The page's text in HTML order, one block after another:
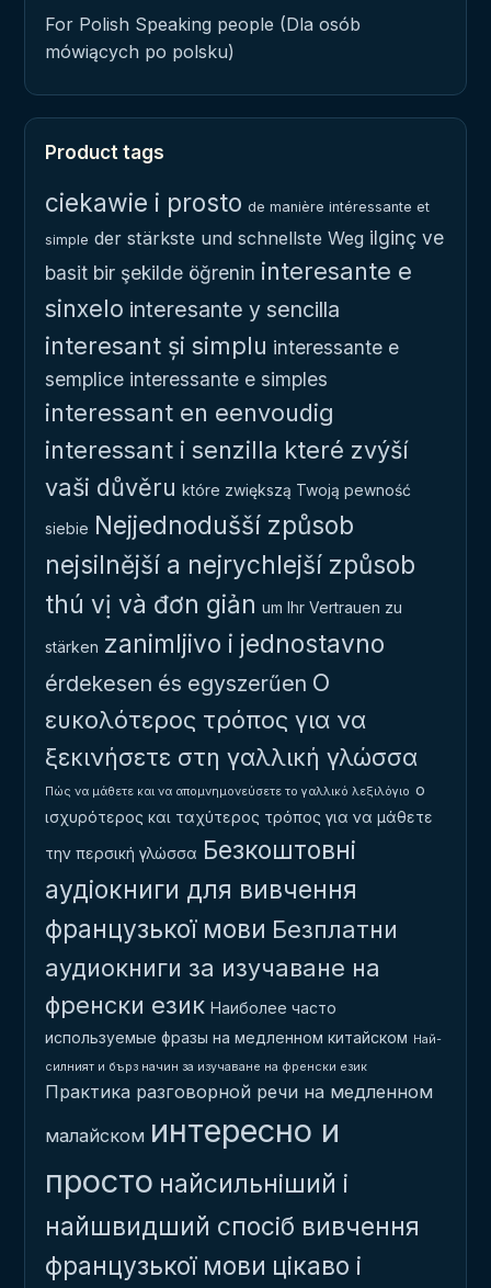
For Polish Speaking people (Dla osób
mówiących po polsku)
Product tags
ciekawie i prosto de manière intéressante et
simple der stärkste und schnellste Weg ilginç ve
basit bir şekilde öğrenin interesante e
sinxelo interesante y sencilla
interesant și simplu interessante e
semplice interessante e simples
interessant en eenvoudig
interessant i senzilla které zvýší
vaši důvěru które zwiększą Twoją pewność
siebie Nejjednodušší způsob
nejsilnější a nejrychlejší způsob
thú vị và đơn giản um Ihr Vertrauen zu
stärken zanimljivo i jednostavno
érdekesen és egyszerűen Ο
ευκολότερος τρόπος για να
ξεκινήσετε στη γαλλική γλώσσα
Πώς να μάθετε και να απομνημονεύσετε το γαλλικό λεξιλόγιο ο
ισχυρότερος και ταχύτερος τρόπος για να μάθετε
την περσική γλώσσα Безкоштовні
аудіокниги для вивчення
французької мови Безплатни
аудиокниги за изучаване на
френски език Наиболее часто
используемые фразы на медленном китайском
Най-
силният и бърз начин за изучаване на френски език
Практика разговорной речи на медленном
малайском интересно и
просто найсильніший і
найшвидший спосіб вивчення
французької мови цікаво і